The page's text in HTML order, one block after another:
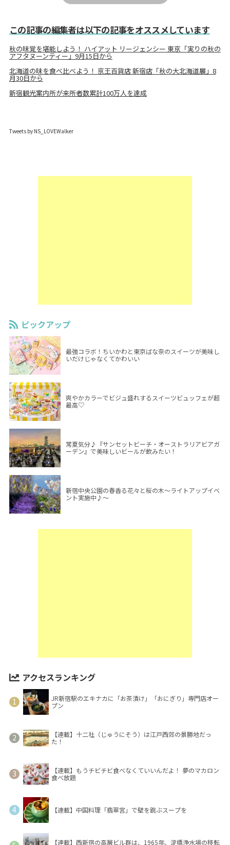
この記事の編集者は以下の記事をオススメしています
秋の味覚を堪能しよう！ ハイアット リージェンシー 東京「実りの秋の
アフタヌーンティー」9月15日から
北海道の味を食べ比べよう！ 京王百貨店 新宿店「秋の大北海道展」8
月30日から
新宿観光案内所が来所者数累計100万人を達成
Tweets by NS_LOVEWalker
ピックアップ
最強コラボ！ちいかわと東京ばな奈のスイーツが美味し
いだけじゃなくてかわいい
爽やかカラーでビジュ盛れするスイーツビュッフェが超
最高♡
常夏気分♪『サンセットビーチ・オーストラリアビアガ
ーデン』で美味しいビールが飲みたい！
新宿中央公園の春香る花々と桜の木～ライトアップイベ
ント実施中♪～
アクセスランキング
JR新宿駅のエキナカに「お茶漬け」「おにぎり」専門店オー
プン
【連載】十二社（じゅうにそう）は江戸西郊の景勝地だっ
た！
【連載】もうチビチビ食べなくていいんだよ！ 夢のマカロン
食べ放題
【連載】中国料理「翡翠宮」で壁を跳ぶスープを
【連載】西新宿の高層ビル群は、1965年、淀橋浄水場の移転